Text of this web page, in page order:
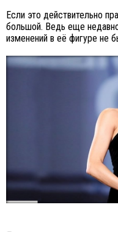
Если это действительно
большой. Ведь еще
изменений в её фигуре не